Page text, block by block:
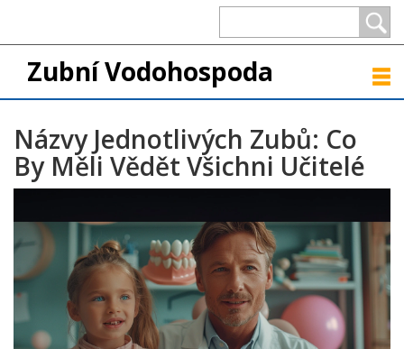
Zubní Vodohospoda
Názvy Jednotlivých Zubů: Co
By Měli Vědět Všichni Učitelé